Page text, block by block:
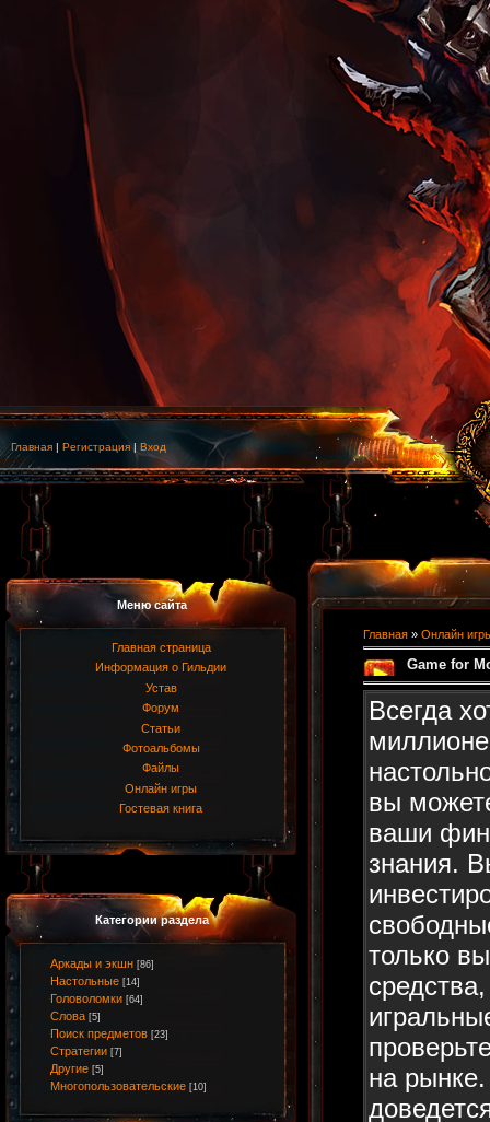
Главная | Регистрация | Вход
Меню сайта
Главная страница
Информация о Гильдии
Устав
Форум
Статьи
Фотоальбомы
Файлы
Онлайн игры
Гостевая книга
Категории раздела
Аркады и экшн [86]
Настольные [14]
Головоломки [64]
Слова [5]
Поиск предметов [23]
Стратегии [7]
Другие [5]
Многопользовательские [10]
Главная » Онлайн
Game for
Всегда
вы
ваши
знания.
только
на